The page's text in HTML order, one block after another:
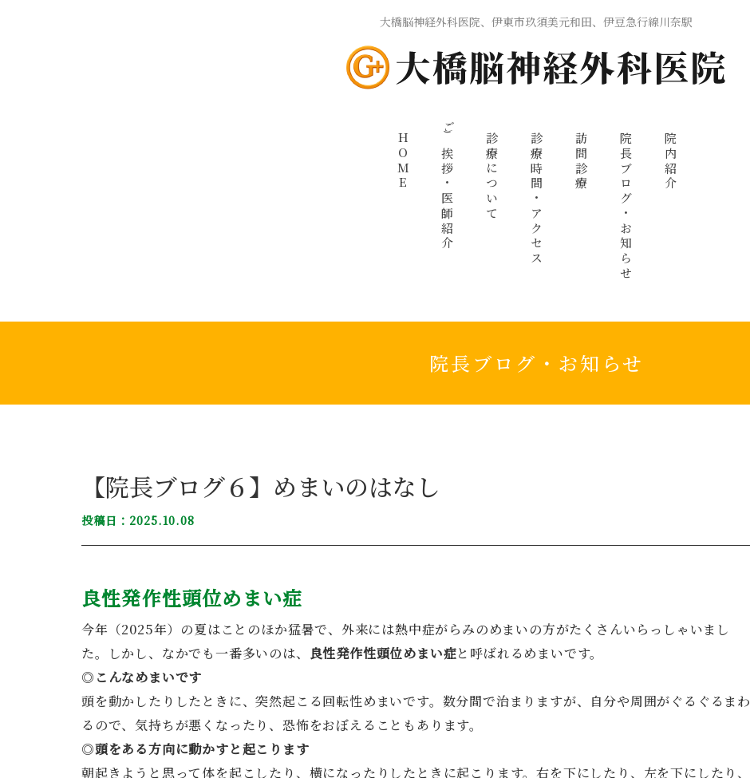
大橋脳神経外科医院、伊東市玖須美元和田、伊豆急行線川奈駅
HOME ご挨拶・医師紹介 診療について 診療時間・アクセス 訪問診療 院長ブログ・お知らせ 院内紹介
院長ブログ・お知らせ
【院長ブログ６】めまいのはなし
投稿日：2025.10.08
良性発作性頭位めまい症
今年（2025年）の夏はことのほか猛暑で、外来には熱中症がらみのめまいの方がたくさんいらっしゃいまし
た。しかし、なかでも一番多いのは、
良性発作性頭位めまい症と呼ばれるめまいです。
◎ こんなめまいです
頭を動かしたりしたときに、突然起こる回転性めまいです。数分間で治まりますが、自分や周囲がぐるぐるまわ
るので、気持ちが悪くなったり、恐怖をおぼえることもあります。
◎頭をある方向に動かすと起こります
朝起きようと思って体を起こしたり、横になったりしたときに起こります。右を下にしたり、左を下にしたり、